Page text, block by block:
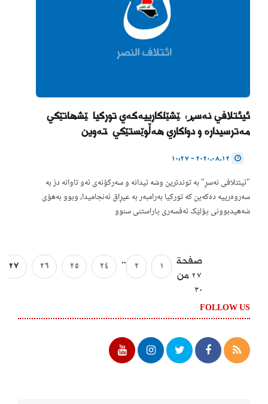
ئیئتلافی نەسڕ: پێشێلکارییەکەی تورکیا پێشهاتێکی
مەترسیدارە و دواکاری هەڵوێستێکی پتەوین
"ئیئتلافی نەسڕ" بە توندترین وشە ئیدانە و سەرکۆنەی ئەو تاوانە دژ بە
سەروەرییە دەکەین کە تورکیا بەرامبەر بە عیڕاق ئەنجامیدا، وبوو بەهۆی
شەهیدبوونی پۆلێک ئەفسەری پاراستنی سنوو
صفحة
27 من
30
1
2
..
24
25
26
27
FOLLOW US